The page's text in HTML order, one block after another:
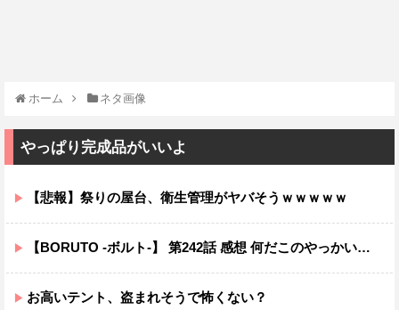
ホーム ネタ画像
やっぱり完成品がいいよ
【悲報】祭りの屋台、衛生管理がヤバそうｗｗｗｗｗ
【BORUTO -ボルト-】 第242話 感想 何だこのやっかいな弓使い！？
お高いテント、盗まれそうで怖くない？